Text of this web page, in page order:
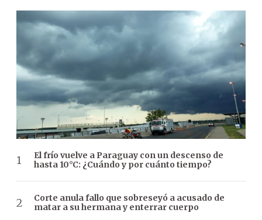
El frío vuelve a Paraguay con un descenso de
hasta 10°C: ¿Cuándo y por cuánto tiempo?
Corte anula fallo que sobreseyó a acusado de
matar a su hermana y enterrar cuerpo